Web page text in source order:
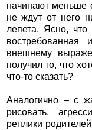
начинают меньше
не ждут от него
лепета. Ясно,
внешнему
получил то, что
что-то сказать?
Аналогично – с
рисовать,
реплики